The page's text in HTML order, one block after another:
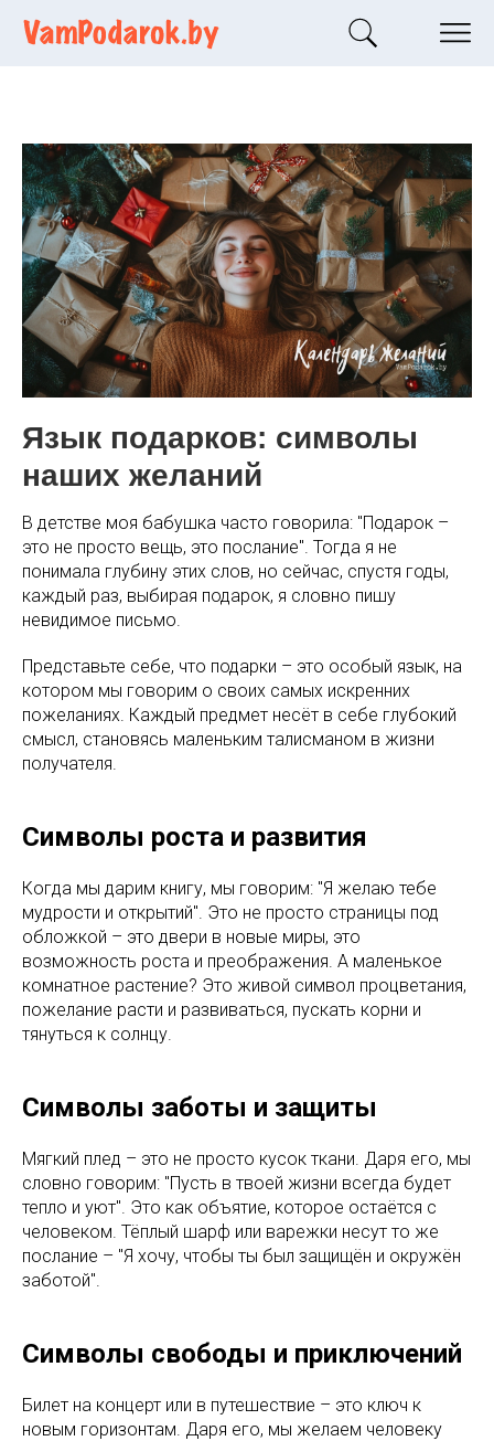
Язык подарков: символы
наших желаний
В детстве моя бабушка часто говорила: "Подарок –
это не просто вещь, это послание". Тогда я не
понимала глубину этих слов, но сейчас, спустя годы,
каждый раз, выбирая подарок, я словно пишу
невидимое письмо.
Представьте себе, что подарки – это особый язык, на
котором мы говорим о своих самых искренних
пожеланиях. Каждый предмет несёт в себе глубокий
смысл, становясь маленьким талисманом в жизни
получателя.
Символы роста и развития
Когда мы дарим книгу, мы говорим: "Я желаю тебе
мудрости и открытий". Это не просто страницы под
обложкой – это двери в новые миры, это
возможность роста и преображения. А маленькое
комнатное растение? Это живой символ процветания,
пожелание расти и развиваться, пускать корни и
тянуться к солнцу.
Символы заботы и защиты
Мягкий плед – это не просто кусок ткани. Даря его, мы
словно говорим: "Пусть в твоей жизни всегда будет
тепло и уют". Это как объятие, которое остаётся с
человеком. Тёплый шарф или варежки несут то же
послание – "Я хочу, чтобы ты был защищён и окружён
заботой".
Символы свободы и приключений
Билет на концерт или в путешествие – это ключ к
новым горизонтам. Даря его, мы желаем человеку